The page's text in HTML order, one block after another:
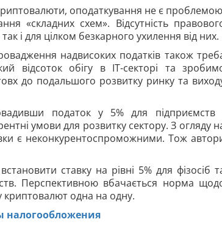
оподаткування не є
«складних схем». Відсутність
і для цілком безкарного ухилення від них.
надвисоких податків також
відсоток обігу в ІТ-секторі та
до подальшого розвитку ринку та
податок у 5% для підприємств
умови для розвитку сектору. З огляду
є неконкурентоспроможними. Тож
ставку на рівні 5% для фізосіб
Перспективною вбачається норма
криптовалют одна на одну.
налогообложения